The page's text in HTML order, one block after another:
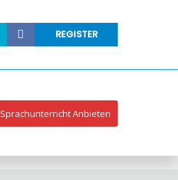
REGISTER
Sprachunterricht Anbieten